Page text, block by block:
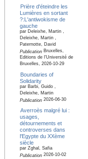
Prière d'éteindre les
Lumières en sortant
?:L'antiwokisme de
gauche
par Deleixhe, Martin ,
Deleixhe, Martin ,
Paternotte, David
PublicationBruxelles,
Editions de l'Université de
Bruxelles, 2026-10-29
Boundaries of
Solidarity
par Barbi, Guido ,
Deleixhe, Martin
Publication2026-06-30
Averroès malgré lui :
usages,
détournements et
controverses dans
l'Egypte du XXème
siècle
par Zghal, Safia
Publication2026-10-02